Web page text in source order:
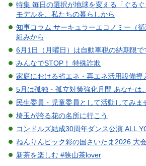
特集 毎日の選択が地球を変える「ぐる
モデルを、私たちの暮らしから
知事コラム サーキュラーエコノミー（
組みから
6月1日（月曜日）は自動車税の納期限で
みんなでSTOP！ 特殊詐欺
家庭における省エネ・再エネ活用設備導
5月は孤独・孤立対策強化月間 あなたは
民生委員・児童委員として活動してみま
埼玉が誇る花の名所に行こう
コンドルズ結成30周年ダンス公演 ALL
ねんりんピック彩の国さいたま2026 大
新茶を楽しむ #狭山茶lover